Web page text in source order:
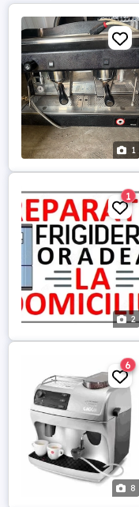
1
2
1
8
6